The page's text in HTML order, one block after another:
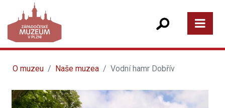
O muzeu Naše muzea Vodní hamr Dobřív